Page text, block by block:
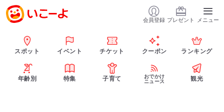
会員登録 プレゼント メニュー
スポット イベント チケット クーポン ランキング
年齢別 特集 子育て
おでかけ
ニュース
観光